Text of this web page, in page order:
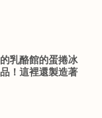
乳酪館的蛋捲冰
！這裡還製造著